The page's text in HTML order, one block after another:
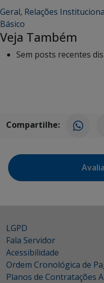
Geral, Relações
Básico
Veja Também
Sem posts recentes
Compartilhe:
LGPD
Fala Servidor
Acessibilidade
Ordem Cronológica de
Planos de Contratações